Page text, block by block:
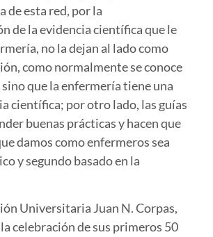
de esta red, por la
de la evidencia científica que le
no la dejan al lado como
como normalmente se conoce
sino que la enfermería tiene una
científica; por otro lado, las guías
buenas prácticas y hacen que
damos como enfermeros sea
y segundo basado en la
Universitaria Juan N. Corpas,
celebración de sus primeros 50